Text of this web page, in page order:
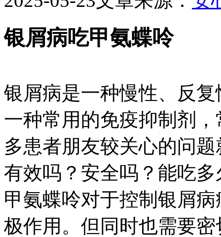
银屑病吃甲氨蝶呤
银屑病是一种慢性、反
一种常用的免疫抑制剂
多患者朋友较关心的问
有效吗？安全吗？能吃
甲氨蝶呤对于控制银屑
极作用。但同时也需要